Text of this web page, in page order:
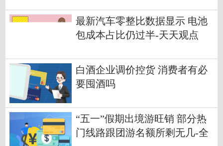
最新汽车零整比数据显示 电池
包成本占比仍过半-天天观点
白酒企业调价控货 消费者有必
要囤酒吗
“五一”假期出境游旺销 部分热
门线路跟团游名额所剩无几-全